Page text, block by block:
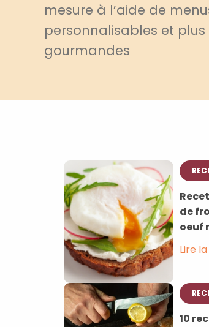
mesure à l’aide de
personnalisables et
gourmandes
de
oeuf
Lire
10